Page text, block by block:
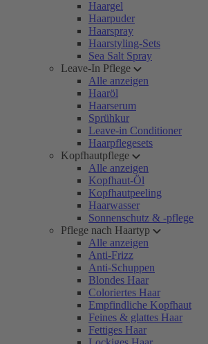
Haargel
Haarpuder
Haarspray
Haarstyling-Sets
Sea Salt Spray
Leave-In Pflege
Alle anzeigen
Haaröl
Haarserum
Sprühkur
Leave-in Conditioner
Haarpflegesets
Kopfhautpflege
Alle anzeigen
Kopfhaut-Öl
Kopfhautpeeling
Haarwasser
Sonnenschutz & -pflege
Pflege nach Haartyp
Alle anzeigen
Anti-Frizz
Anti-Schuppen
Blondes Haar
Coloriertes Haar
Empfindliche Kopfhaut
Feines & glattes Haar
Fettiges Haar